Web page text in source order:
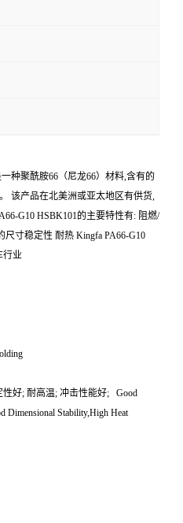
种聚酰胺66（尼龙66）材料,含有的
该产品在北美洲或亚太地区有供货,
G10 HSBK101的主要特性有: 阻燃/
寸稳定性 耐热 Kingfa PA66-G10
行业
好; 耐高温; 冲击性能好; Good
Dimensional Stability,High Heat